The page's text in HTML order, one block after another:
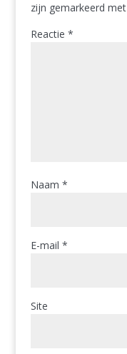
zijn gemarkeerd met
Reactie *
Naam *
E-mail *
Site